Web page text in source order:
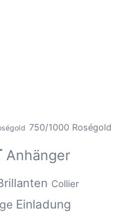
750/1000 Roségold
Anhänger
Collier
Einladung